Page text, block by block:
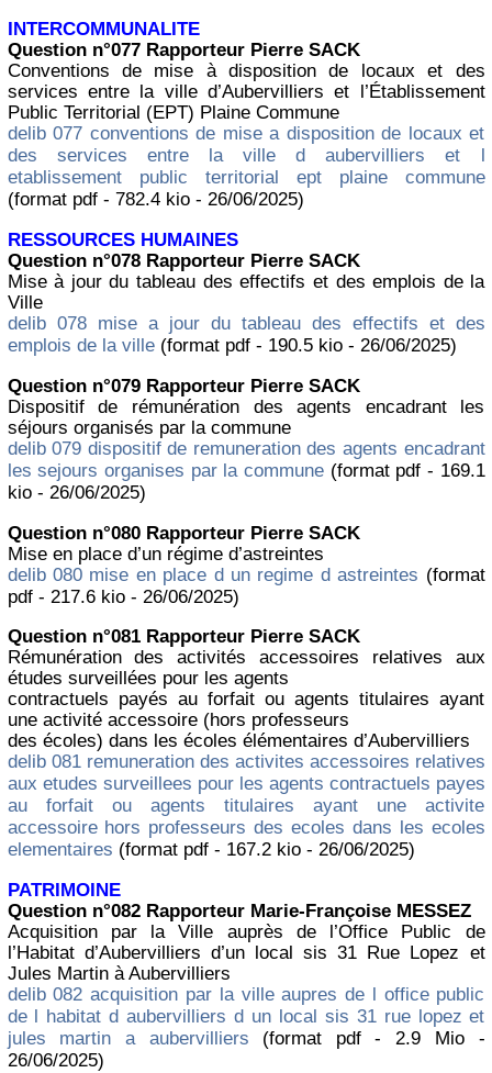
INTERCOMMUNALITE
Question n°077 Rapporteur Pierre SACK
Conventions de mise à disposition de locaux et des
services entre la ville d’Aubervilliers et l’Établissement
Public Territorial (EPT) Plaine Commune
delib 077 conventions de mise a disposition de locaux et
des services entre la ville d aubervilliers et l
etablissement public territorial ept plaine commune
(format pdf - 782.4 kio - 26/06/2025)
RESSOURCES HUMAINES
Question n°078 Rapporteur Pierre SACK
Mise à jour du tableau des effectifs et des emplois de la
Ville
delib 078 mise a jour du tableau des effectifs et des
emplois de la ville(format pdf - 190.5 kio - 26/06/2025)
Question n°079 Rapporteur Pierre SACK
Dispositif de rémunération des agents encadrant les
séjours organisés par la commune
delib 079 dispositif de remuneration des agents encadrant
les sejours organises par la commune(format pdf - 169.1
kio - 26/06/2025)
Question n°080 Rapporteur Pierre SACK
Mise en place d’un régime d’astreintes
delib 080 mise en place d un regime d astreintes (format
pdf - 217.6 kio - 26/06/2025)
Question n°081 Rapporteur Pierre SACK
Rémunération des activités accessoires relatives aux
études surveillées pour les agents
contractuels payés au forfait ou agents titulaires ayant
une activité accessoire (hors professeurs
des écoles) dans les écoles élémentaires d’Aubervilliers
delib 081 remuneration des activites accessoires relatives
aux etudes surveillees pour les agents contractuels payes
au forfait ou agents titulaires ayant une activite
accessoire hors professeurs des ecoles dans les ecoles
elementaires (format pdf - 167.2 kio - 26/06/2025)
PATRIMOINE
Question n°082 Rapporteur Marie-Françoise MESSEZ
Acquisition par la Ville auprès de l’Office Public de
l’Habitat d’Aubervilliers d’un local sis 31 Rue Lopez et
Jules Martin à Aubervilliers
delib 082 acquisition par la ville aupres de l office public
de l habitat d aubervilliers d un local sis 31 rue lopez et
jules martin a aubervilliers (format pdf - 2.9 Mio -
26/06/2025)